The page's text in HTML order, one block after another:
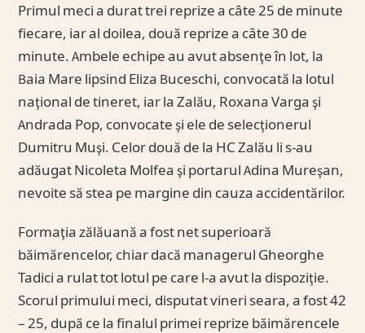
Primul meci a durat trei reprize a câte 25 de minute
fiecare, iar al doilea, două reprize a câte 30 de
minute. Ambele echipe au avut absenţe în lot, la
Baia Mare lipsind Eliza Buceschi, convocată la lotul
naţional de tineret, iar la Zalău, Roxana Varga şi
Andrada Pop, convocate şi ele de selecţionerul
Dumitru Muşi. Celor două de la HC Zalău li s-au
adăugat Nicoleta Molfea şi portarul Adina Mureşan,
nevoite să stea pe margine din cauza accidentărilor.
Formaţia zălăuană a fost net superioară
băimărencelor, chiar dacă managerul Gheorghe
Tadici a rulat tot lotul pe care l-a avut la dispoziţie.
Scorul primului meci, disputat vineri seara, a fost 42
– 25, după ce la finalul primei reprize băimărencele